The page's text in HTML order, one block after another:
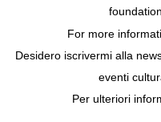
UNITI, IL CONCERTO
RIPRESE DEL FILM
MENO UFFICIALI,
NELLE STANZE DEGLI
IN SCENA. L’INTENTO
For more
Desidero iscrivermi alla
eventi
Per ulteriori